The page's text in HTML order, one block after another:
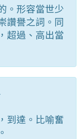
。形容當世少
讚譽之詞。同
超過、高出當
ˊ
到達。比喻奮